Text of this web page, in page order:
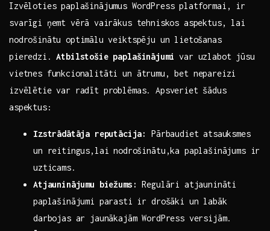
Izvēloties paplašinājumus WordPress platformai, ir
svarīgi ņemt vērā ⁤vairākus tehniskos aspektus, lai
nodrošinātu optimālu⁤ veiktspēju un lietošanas
pieredzi.Atbilstošie paplašinājumi var uzlabot jūsu
vietnes funkcionalitāti un ātrumu, bet nepareizi
izvēlētie var radīt problēmas. Apsveriet šādus
aspektus:
Izstrādātāja reputācija:
Pārbaudiet atsauksmes
un reitingus,lai nodrošinātu,ka paplašinājums ir
uzticams.
Atjauninājumu biežums: Regulāri atjaunināti
paplašinājumi parasti ir drošāki un labāk
darbojas ar jaunākajām WordPress versijām.